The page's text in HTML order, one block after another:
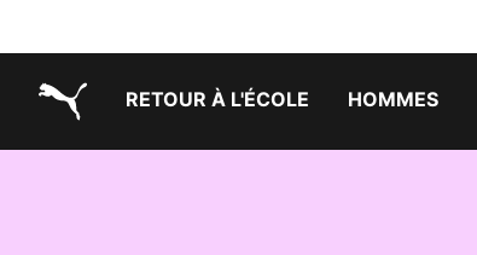
RETOUR À L'ÉCOLE HOMMES